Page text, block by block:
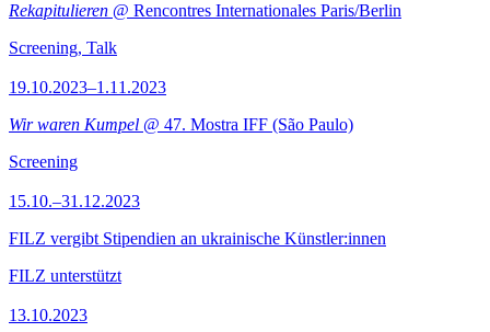
Rekapitulieren @ Rencontres Internationales Paris/Berlin
Screening, Talk
19.10.2023–1.11.2023
Wir waren Kumpel @ 47. Mostra IFF (São Paulo)
Screening
15.10.–31.12.2023
FILZ vergibt Stipendien an ukrainische Künstler:innen
FILZ unterstützt
13.10.2023